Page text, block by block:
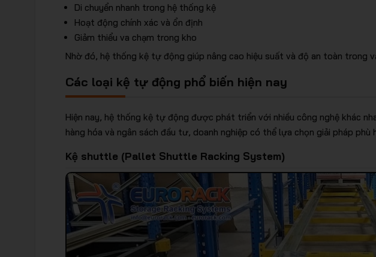
Di chuyển nhanh trong hệ thống kệ
Hoạt động chính xác và ổn định
Giảm thiểu va chạm trong kho
Nhờ đó, hệ thống kệ tự động giúp nâng cao hiệu suất và độ an toàn trong
Các loại kệ tự động phổ biến hiện nay
Hiện nay, hệ thống kệ tự động được phát triển với nhiều công nghệ khác
hàng hóa và ngân sách đầu tư, doanh nghiệp có thể lựa chọn giải pháp phù
Kệ shuttle (Pallet Shuttle Racking System)